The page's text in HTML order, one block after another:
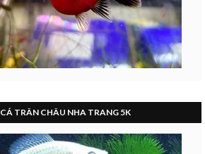
CÁ TRÂN CHÂU NHA TRANG 5K